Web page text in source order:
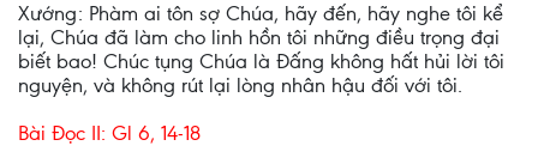
Xướng: Phàm ai tôn sợ Chúa, hãy đến, hãy nghe tôi kể
lại, Chúa đã làm cho linh hồn tôi những điều trọng đại
biết bao! Chúc tụng Chúa là Ðấng không hất hủi lời tôi
nguyện, và không rút lại lòng nhân hậu đối với tôi.
Bài Ðọc II: Gl 6, 14-18